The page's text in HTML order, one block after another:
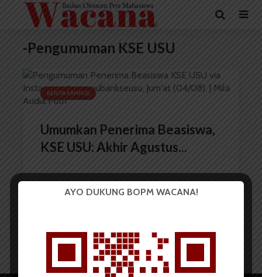
-Pengumuman KSE USU
BERITA KAMPUS
Umumkan Penerima Beasiswa,
KSE USU: Akhir Agustus...
AYO DUKUNG BOPM WACANA!